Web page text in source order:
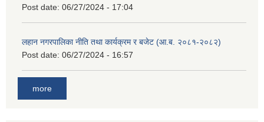
Post date: 06/27/2024 - 17:04
लहान नगरपालिका नीति तथा कार्यक्रम र बजेट (आ.ब. २०८१-२०८२)
Post date: 06/27/2024 - 16:57
more